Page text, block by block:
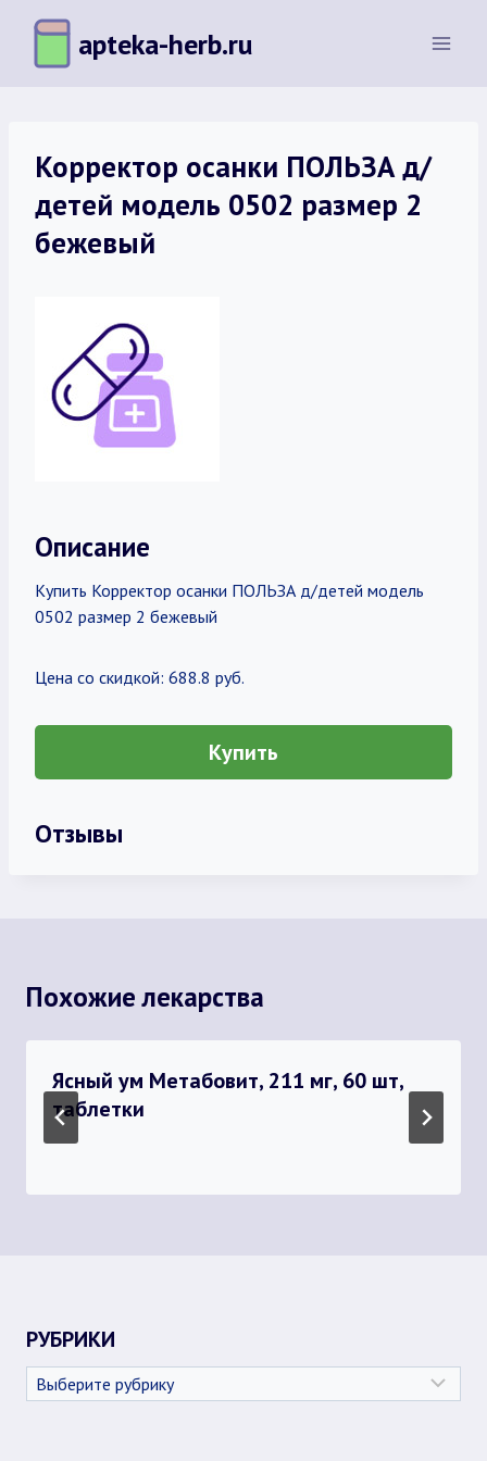
Перейти
содержимому
apteka-herb.ru
Корректор осанки ПОЛЬЗА д/
детей модель 0502 размер 2
бежевый
Описание
Купить Корректор осанки ПОЛЬЗА д/детей модель
0502 размер 2 бежевый
Цена со скидкой: 688.8 руб.
Купить
Отзывы
Похожие лекарства
Ясный ум Метабовит, 211 мг, 60 шт,
таблетки
РУБРИКИ
Рубрики